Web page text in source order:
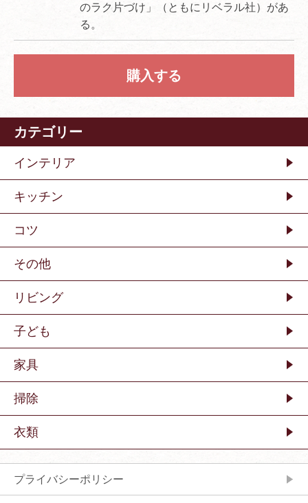
のラク片づけ」（ともにリベラル社）があ
る。
購入する
カテゴリー
インテリア
キッチン
コツ
その他
リビング
子ども
家具
掃除
衣類
プライバシーポリシー